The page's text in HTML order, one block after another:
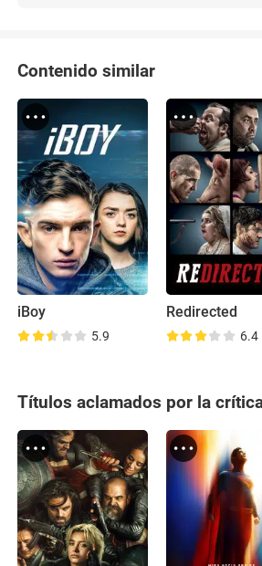
maquillaje de Halloween. Sofía:
original también es una historia de
Contenido similar
iBoy
5.9
Redirected
6.4
Títulos aclamados por la